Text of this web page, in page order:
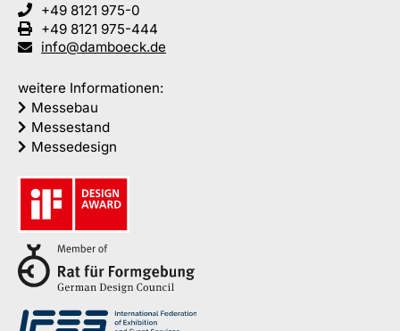
+49 8121 975-0
+49 8121 975-444
info@damboeck.de
weitere Informationen:
Messebau
Messestand
Messedesign